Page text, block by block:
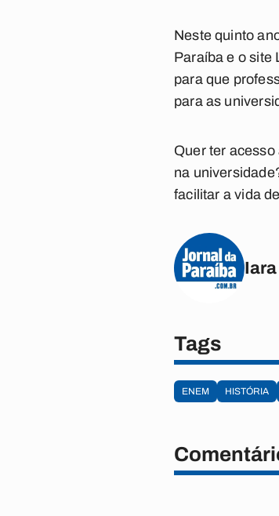
Neste quinto
Paraíba e o site
para que
para as
Quer ter
na
facilitar a vida
Tags
ENEM HISTÓRIA